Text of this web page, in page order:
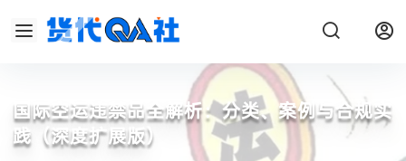
国际空运违禁品全解析：分类、案例与合规实
践（深度扩展版）